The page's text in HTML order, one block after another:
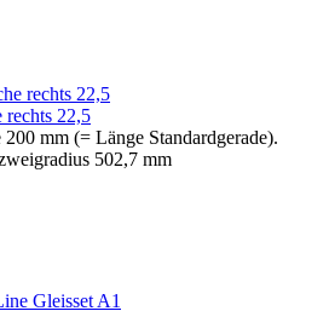
rechts 22,5
mm (= Länge Standardgerade).
502,7 mm